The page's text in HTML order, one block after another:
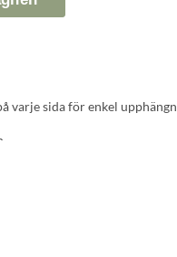
varje sida för enkel